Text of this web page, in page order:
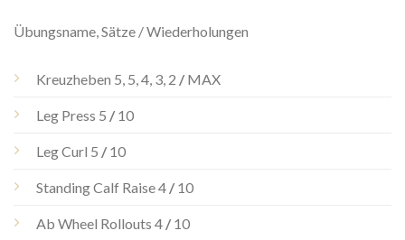
Übungsname, Sätze / Wiederholungen
Kreuzheben 5, 5, 4, 3, 2 / MAX
Leg Press 5 / 10
Leg Curl 5 / 10
Standing Calf Raise 4 / 10
Ab Wheel Rollouts 4 / 10